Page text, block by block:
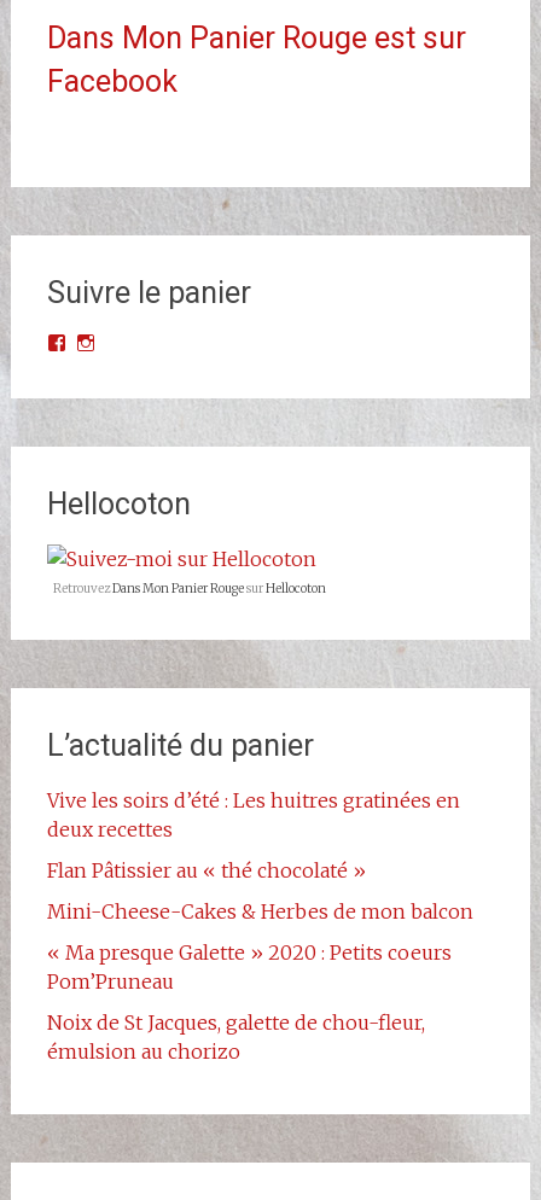
Dans Mon Panier Rouge est sur
Facebook
Suivre le panier
Voir
de
677523068993427/?
ref=br_rs
Facebook
Voir
de
Hellocoton
RetrouvezDans Mon Panier RougesurHellocoton
L’actualité du panier
Vive les soirs d’été : Les huitres gratinées en
deux recettes
Flan Pâtissier au « thé chocolaté »
Mini-Cheese-Cakes & Herbes de mon balcon
« Ma presque Galette » 2020 : Petits coeurs
Pom’Pruneau
Noix de St Jacques, galette de chou-fleur,
émulsion au chorizo